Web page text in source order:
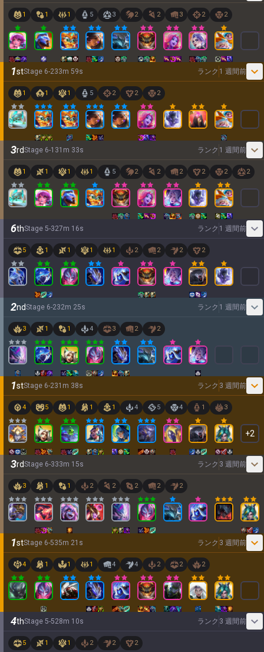
1 1 1 5 3 2 2 3 2 2
1stStage 6-233m 59s ランク 1 週間前
1 1 1 5 2 2 2
3rdStage 6-1 31 m 33s ランク 1 週間前
1 1 1 1 5 2 2 2 2 2 2
6thStage 5-327m 16s ランク 1 週間前
5 1 1 1 1 2 2 2 2
2ndStage 6-232m 25s ランク 1 週間前
3 1 1 4 3 2 2
1stStage 6-231 m 38s ランク 3 週間前
4 5 1 1 1 4 5 4 1 3
+2
3rdStage 6-333m 15s ランク 3 週間前
3 1 1 2 2 2 2 2
1stStage 6-535m 21 s ランク 3 週間前
4 1 1 1 4 4 2 2 2
4thStage 5-528m 10s ランク 3 週間前
5 1 1 2 2 2